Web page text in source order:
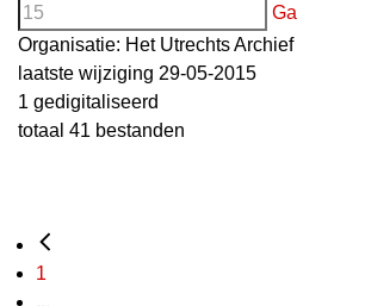
Ga
Organisatie: Het Utrechts Archief
laatste wijziging 29-05-2015
1 gedigitaliseerd
totaal 41 bestanden
1
...